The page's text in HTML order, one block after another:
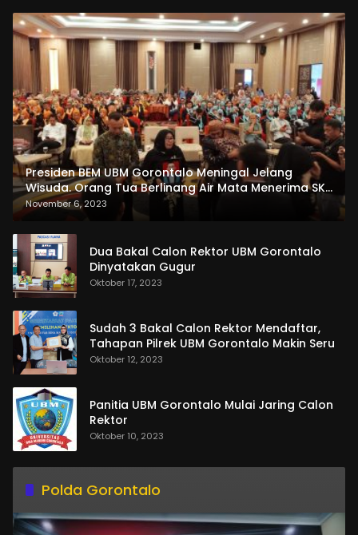
Presiden BEM UBM Gorontalo Meningal Jelang
Wisuda. Orang Tua Berlinang Air Mata Menerima SKL
dan Pemasangan Salempang
November 6, 2023
Dua Bakal Calon Rektor UBM Gorontalo
Dinyatakan Gugur
Oktober 17, 2023
Sudah 3 Bakal Calon Rektor Mendaftar,
Tahapan Pilrek UBM Gorontalo Makin Seru
Oktober 12, 2023
Panitia UBM Gorontalo Mulai Jaring Calon
Rektor
Oktober 10, 2023
Polda Gorontalo